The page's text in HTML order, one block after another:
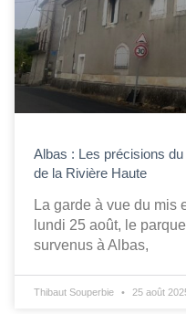
Albas : Les précisions
de la Rivière Haute
La garde à vue du mis
lundi 25 août, le
survenus à Albas,
Thibaut Souperbie 25 août